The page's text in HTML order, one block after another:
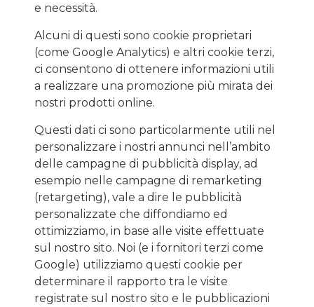
e necessità.
Alcuni di questi sono cookie proprietari
(come Google Analytics) e altri cookie terzi,
ci consentono di ottenere informazioni utili
a realizzare una promozione più mirata dei
nostri prodotti online.
Questi dati ci sono particolarmente utili nel
personalizzare i nostri annunci nell’ambito
delle campagne di pubblicità display, ad
esempio nelle campagne di remarketing
(retargeting), vale a dire le pubblicità
personalizzate che diffondiamo ed
ottimizziamo, in base alle visite effettuate
sul nostro sito. Noi (e i fornitori terzi come
Google) utilizziamo questi cookie per
determinare il rapporto tra le visite
registrate sul nostro sito e le pubblicazioni